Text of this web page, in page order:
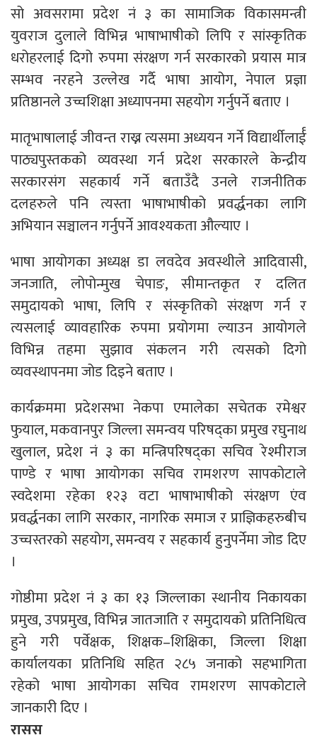
सो अवसरामा प्रदेश नं ३ का सामाजिक विकासमन्त्री
युवराज दुलाले विभिन्न भाषाभाषीको लिपि र सांस्कृतिक
धरोहरलाई दिगो रुपमा संरक्षण गर्न सरकारको प्रयास मात्र
सम्भव नरहने उल्लेख गर्दै भाषा आयोग, नेपाल प्रज्ञा
प्रतिष्ठानले उच्चशिक्षा अध्यापनमा सहयोग गर्नुपर्ने बताए ।
मातृभाषालाई जीवन्त राख्न त्यसमा अध्ययन गर्ने विद्यार्थीलार्ई
पाठ्यपुस्तकको व्यवस्था गर्न प्रदेश सरकारले केन्द्रीय
सरकारसंग सहकार्य गर्ने बताउँदै उनले राजनीतिक
दलहरुले पनि त्यस्ता भाषाभाषीको प्रवर्द्धनका लागि
अभियान सञ्चालन गर्नुपर्ने आवश्यकता औल्याए ।
भाषा आयोगका अध्यक्ष डा लवदेव अवस्थीले आदिवासी,
जनजाति, लोपोन्मुख चेपाङ, सीमान्तकृत र दलित
समुदायको भाषा, लिपि र संस्कृतिको संरक्षण गर्न र
त्यसलाई व्यावहारिक रुपमा प्रयोगमा ल्याउन आयोगले
विभिन्न तहमा सुझाव संकलन गरी त्यसको दिगो
व्यवस्थापनमा जोड दिइने बताए ।
कार्यक्रममा प्रदेशसभा नेकपा एमालेका सचेतक रमेश्वर
फुयाल, मकवानपुर जिल्ला समन्वय परिषद्का प्रमुख रघुनाथ
खुलाल, प्रदेश नं ३ का मन्त्रिपरिषद्का सचिव रेश्मीराज
पाण्डे र भाषा आयोगका सचिव रामशरण सापकोटाले
स्वदेशमा रहेका १२३ वटा भाषाभाषीको संरक्षण एंव
प्रवर्द्धनका लागि सरकार, नागरिक समाज र प्राज्ञिकहरुबीच
उच्चस्तरको सहयोग, समन्वय र सहकार्य हुनुपर्नेमा जोड दिए
।
गोष्ठीमा प्रदेश नं ३ का १३ जिल्लाका स्थानीय निकायका
प्रमुख, उपप्रमुख, विभिन्न जातजाति र समुदायको प्रतिनिधित्व
हुने गरी पर्वेक्षक, शिक्षक–शिक्षिका, जिल्ला शिक्षा
कार्यालयका प्रतिनिधि सहित २८५ जनाको सहभागिता
रहेको भाषा आयोगका सचिव रामशरण सापकोटाले
जानकारी दिए ।
रासस